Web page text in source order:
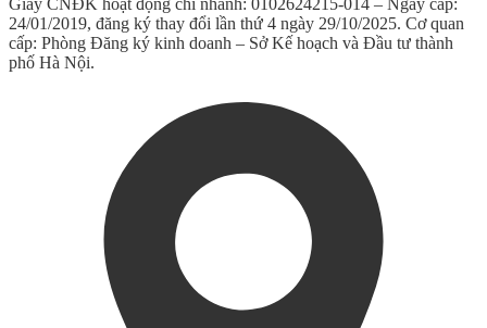
24/01/2019, đăng ký thay đổi lần thứ 4 ngày 29/10/2025. Cơ quan
cấp: Phòng Đăng ký kinh doanh – Sở Kế hoạch và Đầu tư thành
phố Hà Nội.